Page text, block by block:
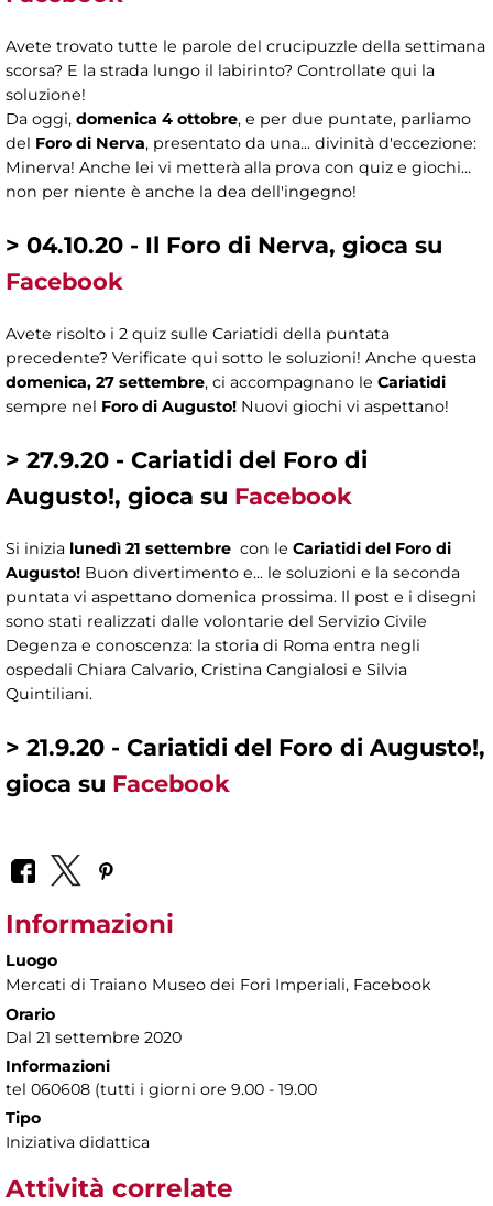
Avete trovato tutte le parole del crucipuzzle della settimana
scorsa? E la strada lungo il labirinto? Controllate qui la
soluzione!
Da oggi, domenica 4 ottobre, e per due puntate, parliamo
del Foro di Nerva, presentato da una... divinità d'eccezione:
Minerva! Anche lei vi metterà alla prova con quiz e giochi...
non per niente è anche la dea dell'ingegno!
> 04.10.20 - Il Foro di Nerva, gioca su
Facebook
Avete risolto i 2 quiz sulle Cariatidi della puntata
precedente? Verificate qui sotto le soluzioni! Anche questa
domenica, 27 settembre, ci accompagnano le Cariatidi
sempre nel Foro di Augusto! Nuovi giochi vi aspettano!
> 27.9.20 - Cariatidi del Foro di
Augusto!, gioca su Facebook
Si inizia lunedì 21 settembre con le Cariatidi del Foro di
Augusto! Buon divertimento e... le soluzioni e la seconda
puntata vi aspettano domenica prossima. Il post e i disegni
sono stati realizzati dalle volontarie del Servizio Civile
Degenza e conoscenza: la storia di Roma entra negli
ospedali Chiara Calvario, Cristina Cangialosi e Silvia
Quintiliani.
> 21.9.20 - Cariatidi del Foro di Augusto!,
gioca su Facebook
Informazioni
Luogo
Mercati di Traiano Museo dei Fori Imperiali, Facebook
Orario
Dal 21 settembre 2020
Informazioni
tel 060608 (tutti i giorni ore 9.00 - 19.00
Tipo
Iniziativa didattica
Attività correlate